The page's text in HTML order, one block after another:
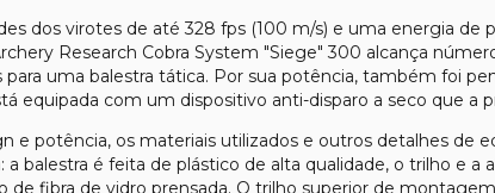
dos virotes de até 328 fps (100 m/s) e uma energia de
Research Cobra System "Siege" 300 alcança
para uma balestra tática. Por sua potência, também foi
equipada com um dispositivo anti-disparo a seco que a
e potência, os materiais utilizados e outros detalhes de
a balestra é feita de plástico de alta qualidade, o trilho e a
de fibra de vidro prensada. O trilho superior de